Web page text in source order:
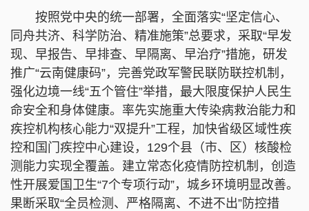
按照党中央的统一部署，全面落实“坚定信心、
同舟共济、科学防治、精准施策”总要求，采取“早发
现、早报告、早排查、早隔离、早治疗”措施，研发
推广“云南健康码”，完善党政军警民联防联控机制，
强化边境一线“五个管住”举措，最大限度保护人民生
命安全和身体健康。率先实施重大传染病救治能力和
疾控机构核心能力“双提升”工程，加快省级区域性疾
控和国门疾控中心建设，129个县（市、区）核酸检
测能力实现全覆盖。建立常态化疫情防控机制，创造
性开展爱国卫生“7个专项行动”，城乡环境明显改善。
果断采取“全员检测、严格隔离、不进不出”防控措